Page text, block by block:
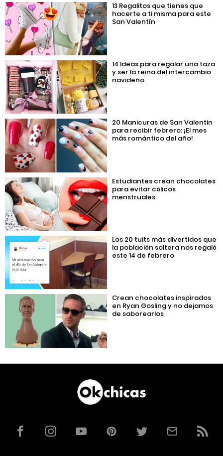
13 Regalitos que tienes que
hacerte a ti misma para este
San Valentín
14 Ideas para regalar una taza
y ser la reina del intercambio
navideño
20 Manicuras de San Valentin
para recibir febrero: ¡El mes
más romántico del año!
Estudiantes crean chocolates
para evitar cólicos
menstruales
Los 20 tuits más divertidos que
la población soltera nos regaló
este 14 de febrero
Crean chocolates inspirados
en Ryan Gosling y no dejamos
de saborearlos
FacebookInstagramYouTubePinterestTwitterCorreoRSS